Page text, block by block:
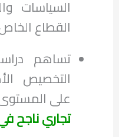
السياسات
القطاع
تساهم
التخصيص
على
تجاري ناجح